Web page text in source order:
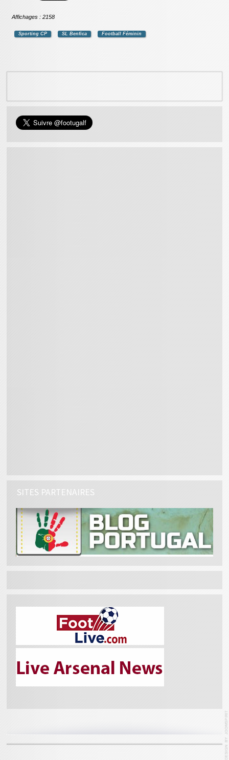
Affichages : 2158
Sporting CP SL Benfica Football Féminin
SITES PARTENAIRES